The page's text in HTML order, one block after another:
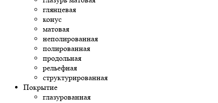
глянцевая
конус
матовая
неполированная
полированная
продольная
рельефная
структурированная
Покрытие
глазурованная